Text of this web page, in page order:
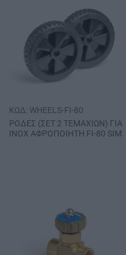
ΚΩΔ: WHEELS-FI-80
ΡΟΔΕΣ (ΣΕΤ 2 ΤΕΜΑΧΙΩΝ) ΓΙΑ
INOX ΑΦΡΟΠΟΙΗΤΗ FI-80 SIM